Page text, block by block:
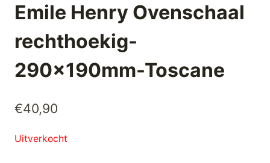
Emile Henry Ovenschaal
rechthoekig-
290x190mm-Toscane
€40,90
Uitverkocht